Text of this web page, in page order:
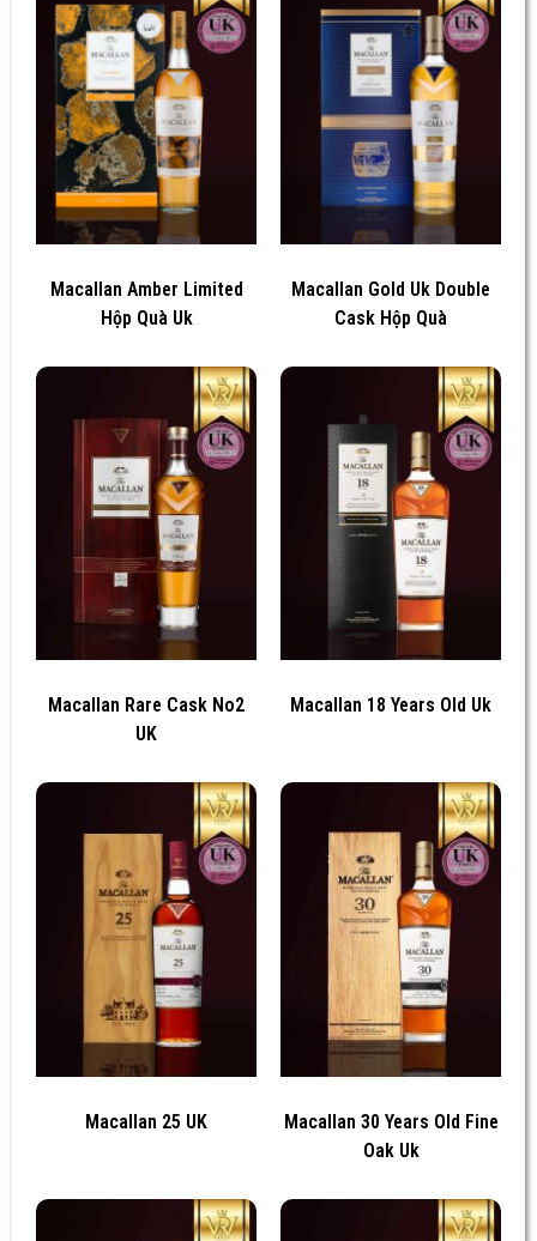
Macallan Amber Limited
Hộp Quà Uk
Macallan Gold Uk Double
Cask Hộp Quà
Macallan Rare Cask No2
UK
Macallan 18 Years Old Uk
Macallan 25 UK
Macallan 30 Years Old Fine
Oak Uk